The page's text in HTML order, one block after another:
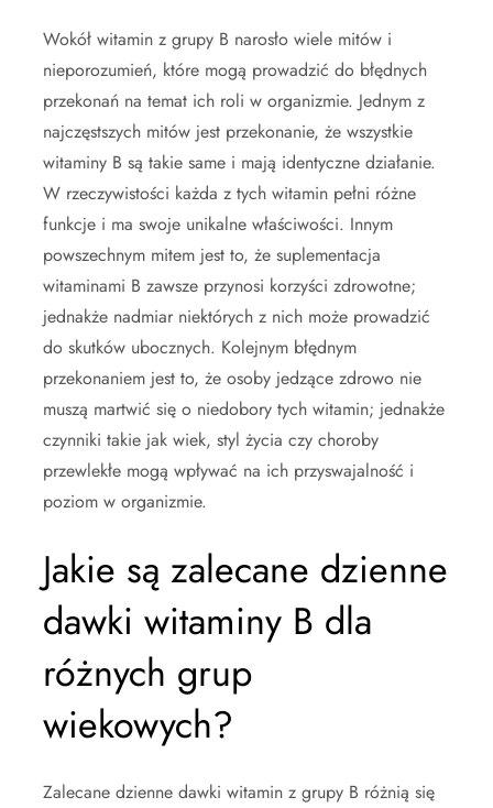
Wokół witamin z grupy B narosło wiele mitów i
nieporozumień, które mogą prowadzić do błędnych
przekonań na temat ich roli w organizmie. Jednym z
najczęstszych mitów jest przekonanie, że wszystkie
witaminy B są takie same i mają identyczne działanie.
W rzeczywistości każda z tych witamin pełni różne
funkcje i ma swoje unikalne właściwości. Innym
powszechnym mitem jest to, że suplementacja
witaminami B zawsze przynosi korzyści zdrowotne;
jednakże nadmiar niektórych z nich może prowadzić
do skutków ubocznych. Kolejnym błędnym
przekonaniem jest to, że osoby jedzące zdrowo nie
muszą martwić się o niedobory tych witamin; jednakże
czynniki takie jak wiek, styl życia czy choroby
przewlekłe mogą wpływać na ich przyswajalność i
poziom w organizmie.
Jakie są zalecane dzienne
dawki witaminy B dla
różnych grup
wiekowych?
Zalecane dzienne dawki witamin z grupy B różnią się